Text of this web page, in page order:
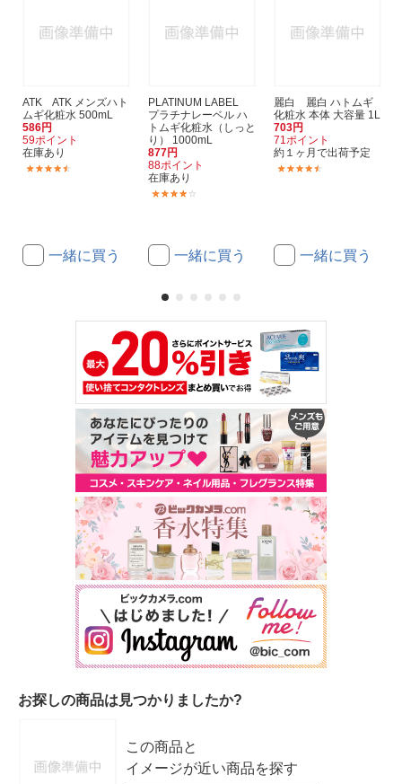
ATK ATK メンズハト
ムギ化粧水 500mL
586円
59ポイント
在庫あり
一緒に買う
PLATINUM LABEL
プラチナレーベル ハ
トムギ化粧水（しっと
り） 1000mL
877円
88ポイント
在庫あり
一緒に買う
麗白 麗白 ハトムギ
化粧水 本体 大容量 1L
703円
71ポイント
約１ヶ月で出荷予定
一緒に買う
お探しの商品は見つかりましたか?
この商品と
イメージが近い商品を探す